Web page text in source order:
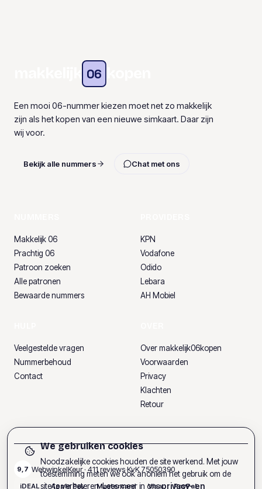
06
Een mooi 06-nummer kiezen moet net zo makkelijk
zijn als het kopen van een nieuwe simkaart. Daar zijn
wij voor.
Bekijk alle nummers Chat met ons
Makkelijk 06
Prachtig 06
Patroon zoeken
Alle patronen
Bewaarde nummers
KPN
Vodafone
Odido
Lebara
AH Mobiel
Veelgestelde vragen
Nummerbehoud
Contact
Over makkelijk06kopen
Voorwaarden
Privacy
Klachten
Retour
9,7 WebwinkelKeur · 411reviews·KvK75050390
iDEAL Apple Pay Mastercard Visa PayPal
We gebruiken cookies
Noodzakelijke cookies houden de site werkend. Met jouw
toestemming meten we ook anoniem het gebruik om de
site te verbeteren. Lees meer in onsprivacy- en